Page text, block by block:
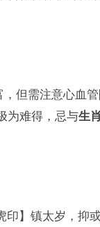
但需注意心血
为难得，忌与生
印】镇太岁，抑